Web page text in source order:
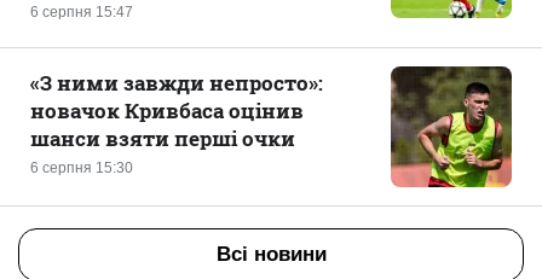
6 серпня 15:47
6 серпня 15:30
«З ними завжди непросто»:
новачок Кривбаса оцінив
шанси взяти перші очки
Всі новини